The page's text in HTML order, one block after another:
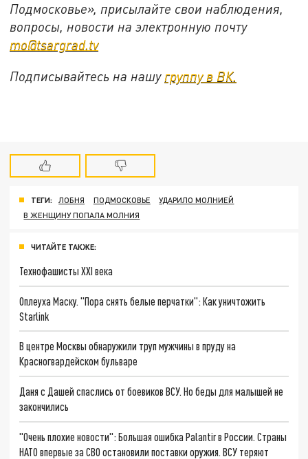
Подмосковье», присылайте свои наблюдения,
вопросы, новости на электронную почту
mo@tsargrad.tv
Подписывайтесь на нашу группу в ВК.
ТЕГИ: ЛОБНЯ ПОДМОСКОВЬЕ
УДАРИЛО МОЛНИЕЙ
В ЖЕНЩИНУ ПОПАЛА МОЛНИЯ
ЧИТАЙТЕ ТАКЖЕ:
Технофашисты XXI века
Оплеуха Маску. "Пора снять белые перчатки": Как уничтожить
Starlink
В центре Москвы обнаружили труп мужчины в пруду на
Красногвардейском бульваре
Даня с Дашей спаслись от боевиков ВСУ. Но беды для малышей не
закончились
"Очень плохие новости": Большая ошибка Palantir в России. Страны
НАТО впервые за СВО остановили поставки оружия. ВСУ теряют